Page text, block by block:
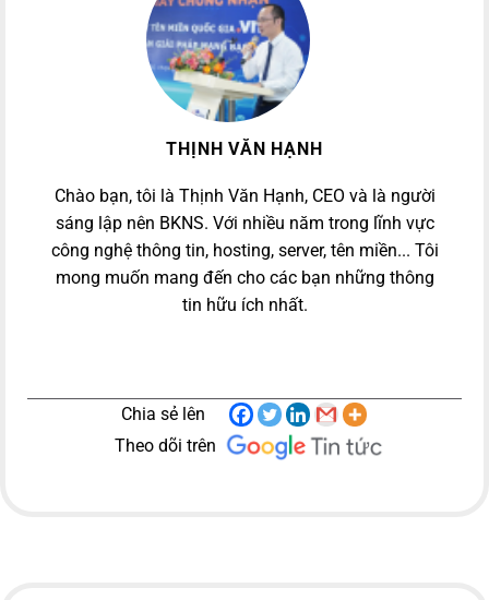
THỊNH VĂN HẠNH
Chào bạn, tôi là Thịnh Văn Hạnh, CEO và là người
sáng lập nên BKNS. Với nhiều năm trong lĩnh vực
công nghệ thông tin, hosting, server, tên miền... Tôi
mong muốn mang đến cho các bạn những thông
tin hữu ích nhất.
Chia sẻ lên
Theo dõi trên